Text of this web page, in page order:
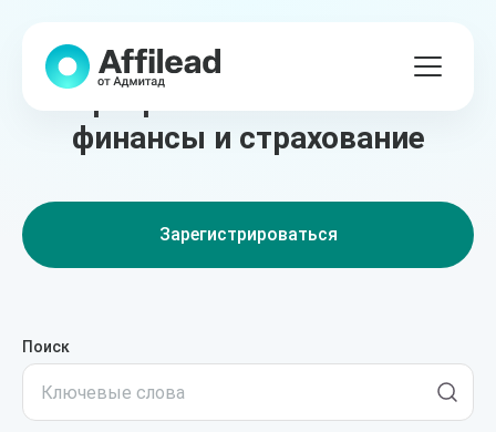
Лучшие партнёрские
программы в сегменте
финансы и страхование
Зарегистрироваться
Поиск